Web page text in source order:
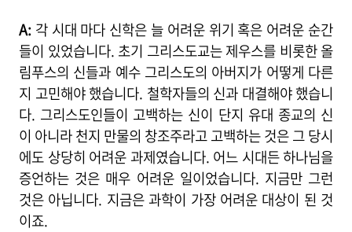
A: 각 시대 마다 신학은 늘 어려운 위기 혹은 어려운 순간
들이 있었습니다. 초기 그리스도교는 제우스를 비롯한 올
림푸스의 신들과 예수 그리스도의 아버지가 어떻게 다른
지 고민해야 했습니다. 철학자들의 신과 대결해야 했습니
다. 그리스도인들이 고백하는 신이 단지 유대 종교의 신
이 아니라 천지 만물의 창조주라고 고백하는 것은 그 당시
에도 상당히 어려운 과제였습니다. 어느 시대든 하나님을
증언하는 것은 매우 어려운 일이었습니다. 지금만 그런
것은 아닙니다. 지금은 과학이 가장 어려운 대상이 된 것
이죠.